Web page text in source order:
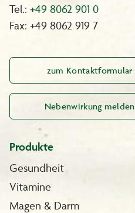
Tel.: +49 8062 901 0
Fax: +49 8062 919 7
zum Kontaktformular
Nebenwirkung melden
Produkte
Gesundheit
Vitamine
Magen & Darm